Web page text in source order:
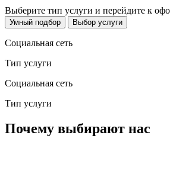
Выберите тип услуги и перейдите к
Умный подбор Выбор услуги
Социальная сеть
Тип услуги
Социальная сеть
Тип услуги
Почему выбирают нас